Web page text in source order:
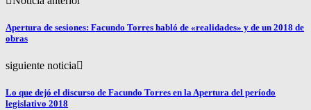
Apertura de sesiones: Facundo Torres habló de «realidades» y de un 2018 de
obras
siguiente noticia
Lo que dejó el discurso de Facundo Torres en la Apertura del período
legislativo 2018